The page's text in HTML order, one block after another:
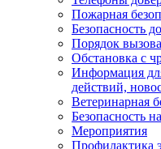
Пожарная
Безопасность
Порядок
Обстановка с
Информация
действий,
Ветеринарная
Безопасность
Мероприятия
Профилактика